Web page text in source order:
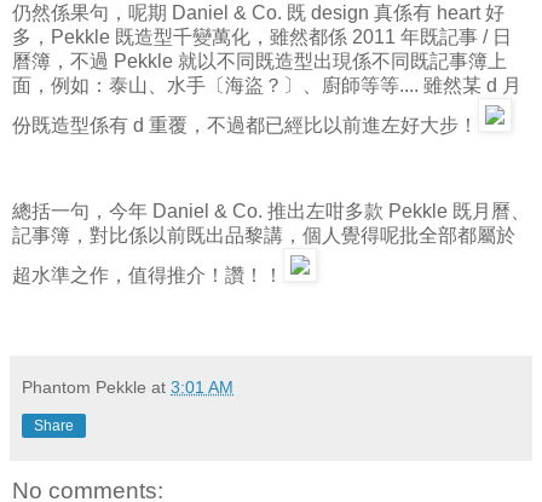
仍然係果句，呢期 Daniel & Co. 既 design 真係有 heart 好
多，Pekkle 既造型千變萬化，雖然都係 2011 年既記事 / 日
曆簿，不過 Pekkle 就以不同既造型出現係不同既記事簿上
面，例如：泰山、水手〔海盜？〕、廚師等等.... 雖然某 d 月
份既造型係有 d 重覆，不過都已經比以前進左好大步！
總括一句，今年 Daniel & Co. 推出左咁多款 Pekkle 既月曆、
記事簿，對比係以前既出品黎講，個人覺得呢批全部都屬於
超水準之作，值得推介！讚！！
Phantom Pekkle at 3:01 AM
Share
No comments: